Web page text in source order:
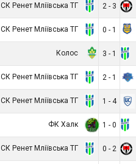
СК Ренет Мліївська ТГ 2 - 3
СК Ренет Мліївська ТГ 0 - 1
Колос 3 - 1
СК Ренет Мліївська ТГ 2 - 1
СК Ренет Мліївська ТГ 1 - 4
ФК Халк 1 - 0
СК Ренет Мліївська ТГ 0 - 2